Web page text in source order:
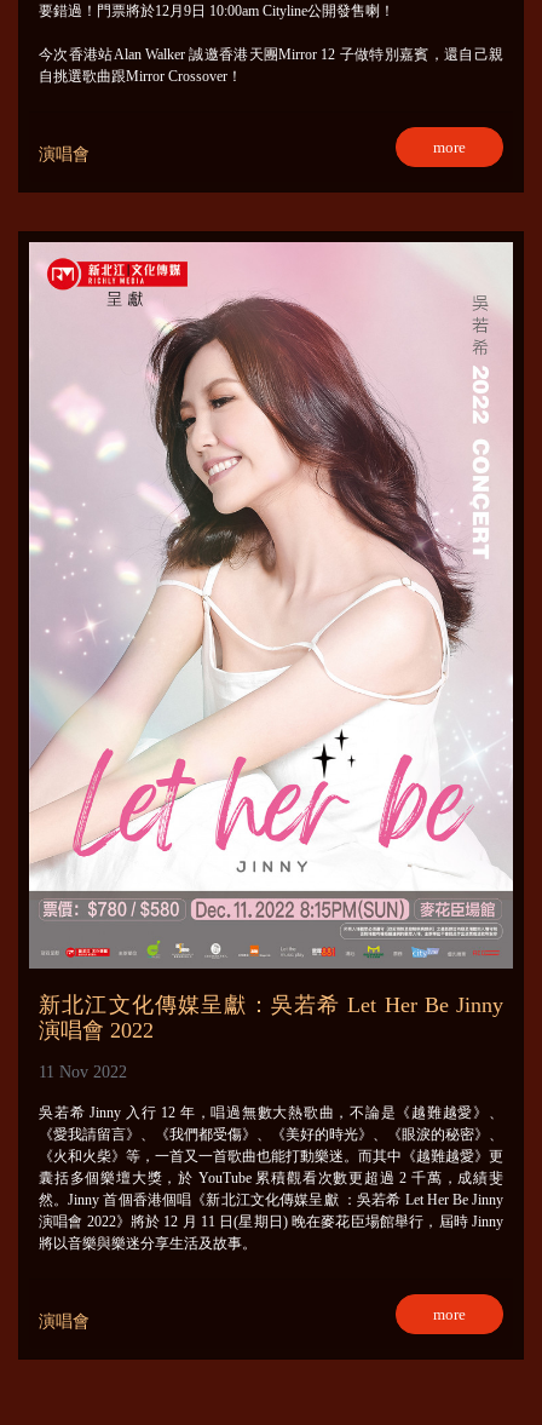
要錯過！門票將於12月9日 10:00am Cityline公開發售喇！
今次香港站Alan Walker 誠邀香港天團Mirror 12 子做特別嘉賓，還自己親
自挑選歌曲跟Mirror Crossover！
演唱會 more
新北江文化傳媒呈獻：吳若希 Let Her Be Jinny
演唱會 2022
11 Nov 2022
吳若希 Jinny 入行 12 年，唱過無數大熱歌曲，不論是《越難越愛》、
《愛我請留言》、《我們都受傷》、《美好的時光》、《眼淚的秘密》、
《火和火柴》等，一首又一首歌曲也能打動樂迷。而其中《越難越愛》更
囊括多個樂壇大獎，於 YouTube 累積觀看次數更超過 2 千萬，成績斐
然。Jinny 首個香港個唱《新北江文化傳媒呈獻 ：吳若希 Let Her Be Jinny
演唱會 2022》將於 12 月 11 日(星期日) 晚在麥花臣場館舉行，屆時 Jinny
將以音樂與樂迷分享生活及故事。
演唱會 more